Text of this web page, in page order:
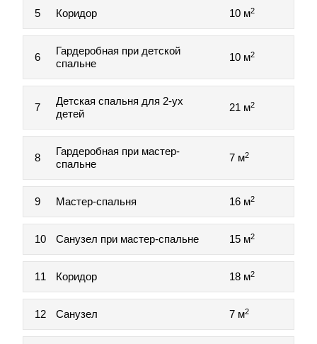
5 Коридор 10 м2
6
Гардеробная при детской
спальне
10 м2
7
Детская спальня для 2-ух
детей
21 м2
8
Гардеробная при мастер-
спальне
7 м2
9 Мастер-спальня 16 м2
10 Санузел при мастер-спальне 15 м2
11 Коридор 18 м2
12 Санузел 7 м2